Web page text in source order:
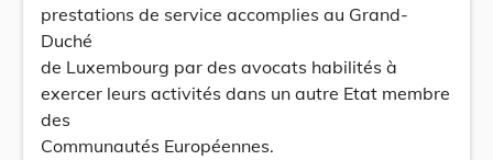
prestations de service accomplies au Grand-
Duché
de Luxembourg par des avocats habilités à
exercer leurs activités dans un autre Etat membre
des
Communautés Européennes.